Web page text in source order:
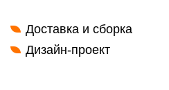
Доставка и сборка
Дизайн-проект